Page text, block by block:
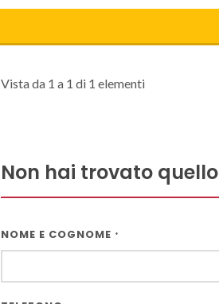
Vista da 1 a 1 di 1 elementi
Non hai trovato
NOME E COGNOME *